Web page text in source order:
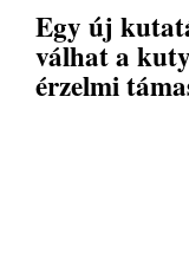
Egy új
válhat a
érzelmi